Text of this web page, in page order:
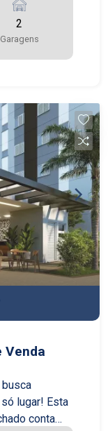
piscina,
para
e
2
Garagens
Venda
busca
lugar! Esta
conta